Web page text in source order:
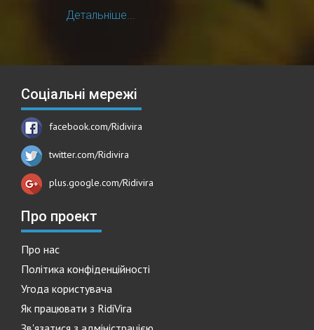
Детальніше...
Соціальні мережі
facebook.com/Ridivira
twitter.com/Ridivira
plus.google.com/Ridivira
Про проект
Про нас
Політика конфіденційності
Угода користувача
Як працювати з RidiVira